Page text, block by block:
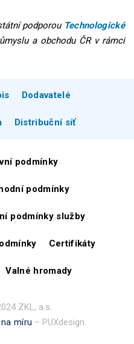
podporou Technologické
a obchodu ČR v rámci
Dodavatelé
Distribuční síť
podmínky
podmínky
podmínky služby
Certifikáty
Valné hromady
ZKL, a.s.
míru – PUXdesign.